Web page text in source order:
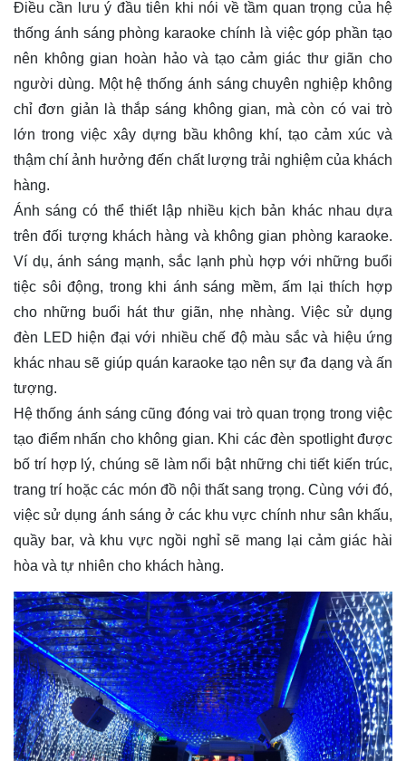
Điều cần lưu ý đầu tiên khi nói về tầm quan trọng của hệ
thống ánh sáng phòng karaoke chính là việc góp phần tạo
nên không gian hoàn hảo và tạo cảm giác thư giãn cho
người dùng. Một hệ thống ánh sáng chuyên nghiệp không
chỉ đơn giản là thắp sáng không gian, mà còn có vai trò
lớn trong việc xây dựng bầu không khí, tạo cảm xúc và
thậm chí ảnh hưởng đến chất lượng trải nghiệm của khách
hàng.
Ánh sáng có thể thiết lập nhiều kịch bản khác nhau dựa
trên đối tượng khách hàng và không gian phòng karaoke.
Ví dụ, ánh sáng mạnh, sắc lạnh phù hợp với những buổi
tiệc sôi động, trong khi ánh sáng mềm, ấm lại thích hợp
cho những buổi hát thư giãn, nhẹ nhàng. Việc sử dụng
đèn LED hiện đại với nhiều chế độ màu sắc và hiệu ứng
khác nhau sẽ giúp quán karaoke tạo nên sự đa dạng và ấn
tượng.
Hệ thống ánh sáng cũng đóng vai trò quan trọng trong việc
tạo điểm nhấn cho không gian. Khi các đèn spotlight được
bố trí hợp lý, chúng sẽ làm nổi bật những chi tiết kiến trúc,
trang trí hoặc các món đồ nội thất sang trọng. Cùng với đó,
việc sử dụng ánh sáng ở các khu vực chính như sân khấu,
quầy bar, và khu vực ngồi nghỉ sẽ mang lại cảm giác hài
hòa và tự nhiên cho khách hàng.